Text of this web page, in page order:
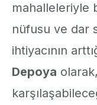
mahalleleriyle
nüfusu ve dar
ihtiyacının
Depoya